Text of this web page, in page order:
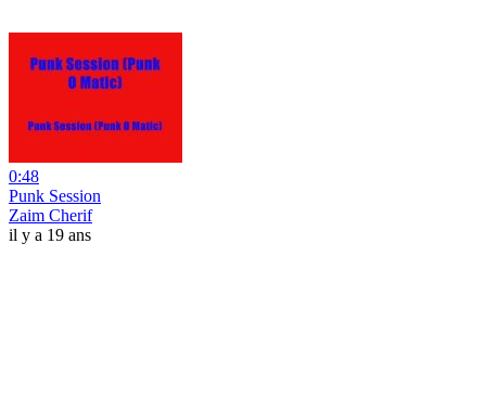
0:48
Punk Session
Zaim Cherif
il y a 19 ans